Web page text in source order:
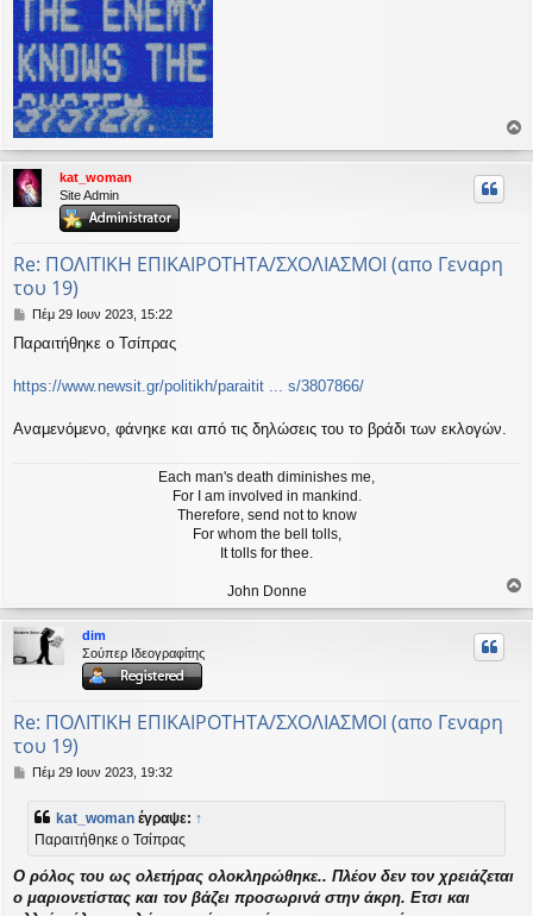
ο
ρ
kat_woman
Site Admin
Re: ΠΟΛΙΤΙΚΗ ΕΠΙΚΑΙΡΟΤΗΤΑ/ΣΧΟΛΙΑΣΜΟΙ (απο Γεναρη
του 19)
Δ
μ
σ
υ
Πέμ 29 Ιουν 2023, 15:22
Παραιτήθηκε ο Τσίπρας
https://www.newsit.gr/politikh/paraitit ... s/3807866/
Αναμενόμενο, φάνηκε και από τις δηλώσεις του το βράδι των εκλογών.
Each man's death diminishes me,
For I am involved in mankind.
Therefore, send not to know
For whom the bell tolls,
It tolls for thee.
John Donne
ρ
dim
Σούπερ Ιδεογραφίτης
Re: ΠΟΛΙΤΙΚΗ ΕΠΙΚΑΙΡΟΤΗΤΑ/ΣΧΟΛΙΑΣΜΟΙ (απο Γεναρη
του 19)
Δ
ε
υ
σ
Πέμ 29 Ιουν 2023, 19:32
kat_woman έγραψε: ↑
Παραιτήθηκε ο Τσίπρας
Ο ρόλος του ως ολετήρας ολοκληρώθηκε.. Πλέον δεν τον χρειάζεται
ο μαριονετίστας και τον βάζει προσωρινά στην άκρη. Ετσι και